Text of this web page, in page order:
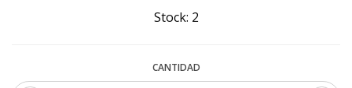
Stock: 2
CANTIDAD